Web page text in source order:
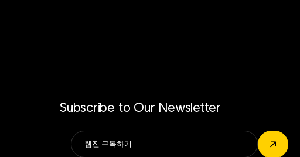
Subscribe to Our Newsletter
↗
Alternative: